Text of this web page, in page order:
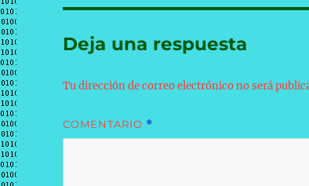
Deja una respuesta
Tu dirección de correo electrónico no será
COMENTARIO *